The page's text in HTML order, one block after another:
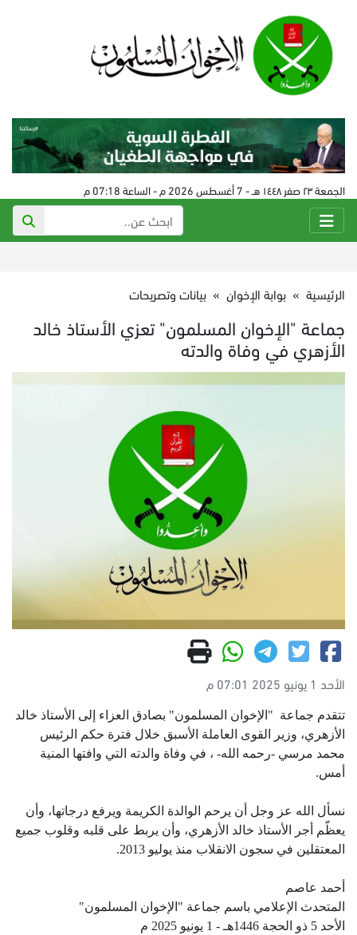
الجمعة ٢٣ صفر ١٤٤٨ هـ - 7 أغسطس 2026 م - الساعة 07:18 م
الرئيسية » بوابة الإخوان » بيانات وتصريحات
جماعة "الإخوان المسلمون" تعزي الأستاذ خالد
الأزهري في وفاة والدته
الأحد 1 يونيو 2025 07:01 م
تتقدم جماعة "الإخوان المسلمون" بصادق العزاء إلى الأستاذ خالد
الأزهري، وزير القوى العاملة الأسبق خلال فترة حكم الرئيس
محمد مرسي -رحمه الله- ، في وفاة والدته التي وافتها المنية
أمس.
نسأل الله عز وجل أن يرحم الوالدة الكريمة ويرفع درجاتها، وأن
يعظّم أجر الأستاذ خالد الأزهري، وأن يربط على قلبه وقلوب جميع
المعتقلين في سجون الانقلاب منذ يوليو 2013.
أحمد عاصم
المتحدث الإعلامي باسم جماعة "الإخوان المسلمون"
الأحد 5 ذو الحجة 1446هـ - 1 يونيو 2025 م